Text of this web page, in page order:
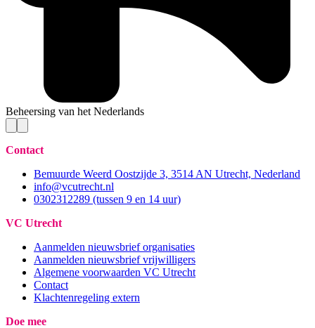
Beheersing van het Nederlands
Contact
Bemuurde Weerd Oostzijde 3, 3514 AN Utrecht, Nederland
info@vcutrecht.nl
0302312289 (tussen 9 en 14 uur)
VC Utrecht
Aanmelden nieuwsbrief organisaties
Aanmelden nieuwsbrief vrijwilligers
Algemene voorwaarden VC Utrecht
Contact
Klachtenregeling extern
Doe mee